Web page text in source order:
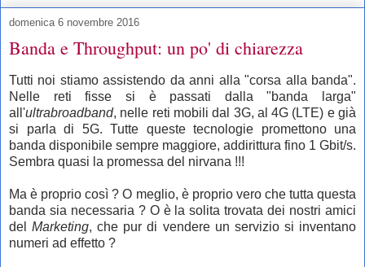
domenica 6 novembre 2016
Banda e Throughput: un po' di chiarezza
Tutti noi stiamo assistendo da anni alla "corsa alla banda".
Nelle reti fisse si è passati dalla "banda larga"
all'ultrabroadband, nelle reti mobili dal 3G, al 4G (LTE) e già
si parla di 5G. Tutte queste tecnologie promettono una
banda disponibile sempre maggiore, addirittura fino 1 Gbit/s.
Sembra quasi la promessa del nirvana !!!
Ma è proprio così ? O meglio, è proprio vero che tutta questa
banda sia necessaria ? O è la solita trovata dei nostri amici
delMarketing, che pur di vendere un servizio si inventano
numeri ad effetto ?